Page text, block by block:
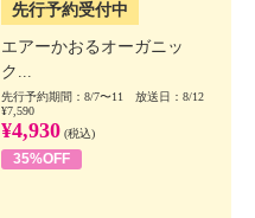
先行予約受付中
エアーかおるオーガニッ
ク...
先行予約期間：8/7〜11 放送日：8/12
¥7,590
¥4,930 (税込)
35%OFF